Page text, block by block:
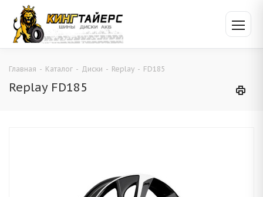
Главная - Каталог - Диски - Replay - FD185
Replay FD185